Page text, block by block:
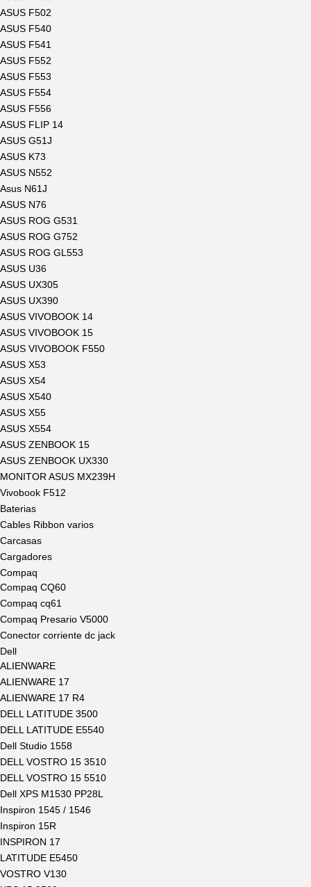
ASUS F502
ASUS F540
ASUS F541
ASUS F552
ASUS F553
ASUS F554
ASUS F556
ASUS FLIP 14
ASUS G51J
ASUS K73
ASUS N552
Asus N61J
ASUS N76
ASUS ROG G531
ASUS ROG G752
ASUS ROG GL553
ASUS U36
ASUS UX305
ASUS UX390
ASUS VIVOBOOK 14
ASUS VIVOBOOK 15
ASUS VIVOBOOK F550
ASUS X53
ASUS X54
ASUS X540
ASUS X55
ASUS X554
ASUS ZENBOOK 15
ASUS ZENBOOK UX330
MONITOR ASUS MX239H
Vivobook F512
Baterias
Cables Ribbon varios
Carcasas
Cargadores
Compaq
Compaq CQ60
Compaq cq61
Compaq Presario V5000
Conector corriente dc jack
Dell
ALIENWARE
ALIENWARE 17
ALIENWARE 17 R4
DELL LATITUDE 3500
DELL LATITUDE E5540
Dell Studio 1558
DELL VOSTRO 15 3510
DELL VOSTRO 15 5510
Dell XPS M1530 PP28L
Inspiron 1545 / 1546
Inspiron 15R
INSPIRON 17
LATITUDE E5450
VOSTRO V130